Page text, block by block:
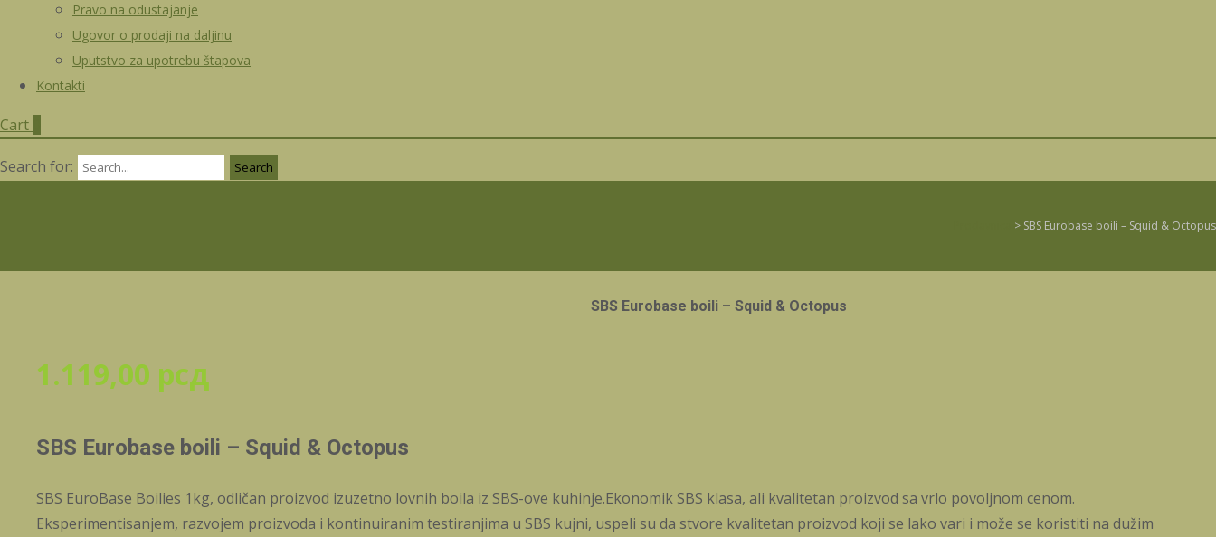
Pravo na odustajanje
Ugovor o prodaji na daljinu
Uputstvo za upotrebu štapova
Kontakti
Cart
Search for:
> SBS Eurobase boili – Squid & Octopus
SBS Eurobase boili – Squid & Octopus
1.119,00 рсд
SBS Eurobase boili – Squid & Octopus
SBS EuroBase Boilies 1kg, odličan proizvod izuzetno lovnih boila iz SBS-ove kuhinje.Ekonomik SBS klasa, ali kvalitetan proizvod sa vrlo povoljnom cenom.
Eksperimentisanjem, razvojem proizvoda i kontinuiranim testiranjima u SBS kujni, uspeli su da stvore kvalitetan proizvod koji se lako vari i može se koristiti na dužim